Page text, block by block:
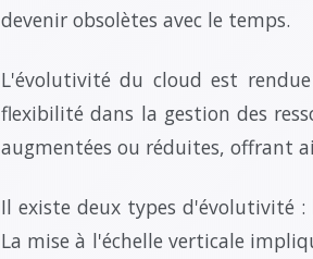
devenir obsolètes avec le temps.
L'évolutivité du cloud est
flexibilité dans la gestion des
augmentées ou réduites, offrant
Il existe deux types d'évolutivité
La mise à l'échelle verticale